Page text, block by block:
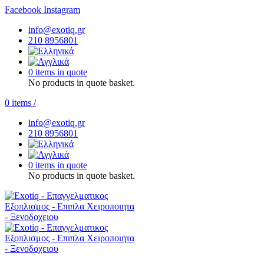
Facebook Instagram
info@exotiq.gr
210 8956801
0 items in quote
No products in quote basket.
0 items /
info@exotiq.gr
210 8956801
0 items in quote
No products in quote basket.